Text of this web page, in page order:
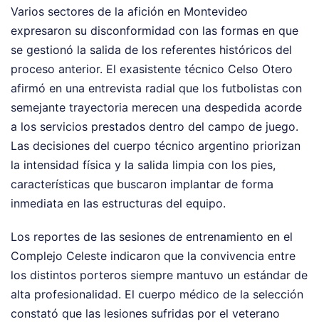
Varios sectores de la afición en Montevideo
expresaron su disconformidad con las formas en que
se gestionó la salida de los referentes históricos del
proceso anterior. El exasistente técnico Celso Otero
afirmó en una entrevista radial que los futbolistas con
semejante trayectoria merecen una despedida acorde
a los servicios prestados dentro del campo de juego.
Las decisiones del cuerpo técnico argentino priorizan
la intensidad física y la salida limpia con los pies,
características que buscaron implantar de forma
inmediata en las estructuras del equipo.
Los reportes de las sesiones de entrenamiento en el
Complejo Celeste indicaron que la convivencia entre
los distintos porteros siempre mantuvo un estándar de
alta profesionalidad. El cuerpo médico de la selección
constató que las lesiones sufridas por el veterano